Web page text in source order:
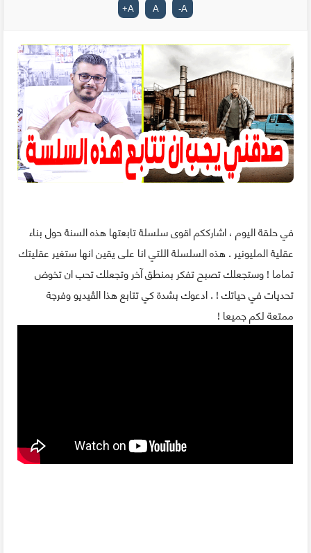
A
-
A
A
+
في حلقة اليوم ، اشارككم اقوى سلسلة تابعتها هذه السنة حول بناء
عقلية المليونير . هذه السلسلة اللتي انا على يقين انها ستغير عقليتك
تماما ! وستجعلك تصبح تفكر بمنطق آخر وتجعلك تحب ان تخوض
تحديات في حياتك ! . ادعوك بشدة كي تتابع هذا الڤيديو وفرجة
ممتعة لكم جميعا !